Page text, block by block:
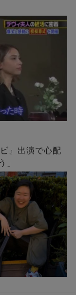
』出演で心配
」